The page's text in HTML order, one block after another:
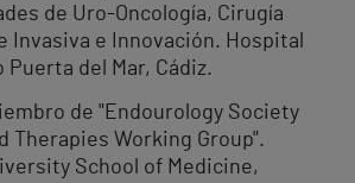
de Uro-Oncología, Cirugía
Invasiva e Innovación. Hospital
del Mar, Cádiz.
de "Endourology Society
Therapies Working Group".
School of Medicine,